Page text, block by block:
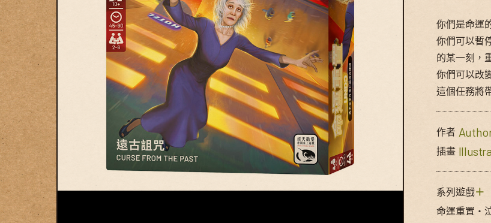
© Swan Panasia Co., Ltd.
你們是命運
你們可以暫
的某一刻，
你們可以改
這個任務將
作者
插畫
系列遊戲＋
命運重置・